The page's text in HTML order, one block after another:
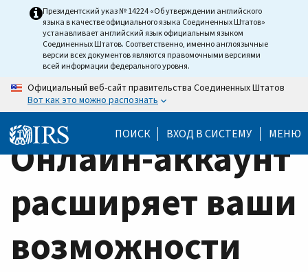
HomeПрезидентский указ № 14224 «Об утверждении английского
языка в качестве официального языка Соединенных Штатов»
устанавливает английский язык официальным языком
Соединенных Штатов. Соответственно, именно англоязычные
версии всех документов являются правомочными версиями
всей информации федерального уровня.
Официальный веб-сайт правительства Соединенных Штатов
Вот как это можно распознать
ПОИСК ВХОД В СИСТЕМУ МЕНЮ
Онлайн-аккаунт
расширяет ваши
возможности